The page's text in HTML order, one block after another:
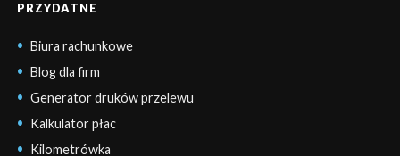
PRZYDATNE
Biura rachunkowe
Blog dla firm
Generator druków przelewu
Kalkulator płac
Kilometrówka